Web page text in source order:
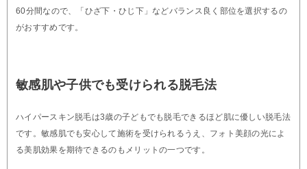
60分間なので、「ひざ下・ひじ下」などバランス良く部位を選択するの
がおすすめです。
敏感肌や子供でも受けられる脱毛法
ハイパースキン脱毛は3歳の子どもでも脱毛できるほど肌に優しい脱毛法
です。敏感肌でも安心して施術を受けられるうえ、フォト美顔の光によ
る美肌効果を期待できるのもメリットの一つです。